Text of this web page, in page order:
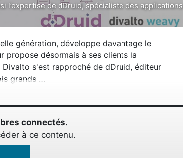
l’expertise de dDruid, spécialiste des applications
génération, développe davantage le
propose désormais à ses clients la
Divalto s'est rapproché de dDruid, éditeur
grands …
connectés.
à ce contenu.